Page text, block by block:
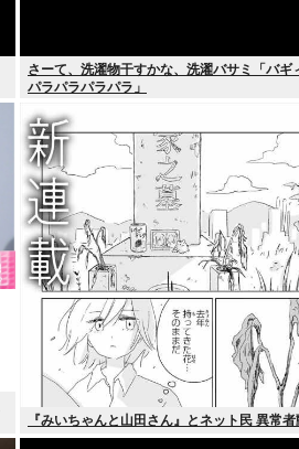
さーて、洗濯物干すかな、洗濯バサミ「バギ
パラパラパラパラ」
『みいちゃんと山田さん』とネット民 異常者